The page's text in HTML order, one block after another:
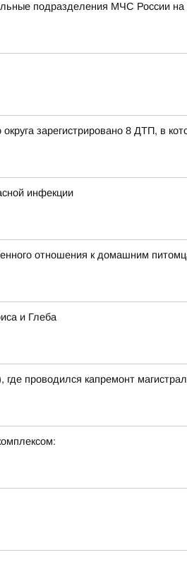
подразделения МЧС России на
зарегистрировано 8 ДТП, в
инфекции
отношения к домашним
и Глеба
проводился капремонт